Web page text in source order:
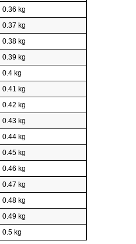
0.36 kg
0.37 kg
0.38 kg
0.39 kg
0.4 kg
0.41 kg
0.42 kg
0.43 kg
0.44 kg
0.45 kg
0.46 kg
0.47 kg
0.48 kg
0.49 kg
0.5 kg